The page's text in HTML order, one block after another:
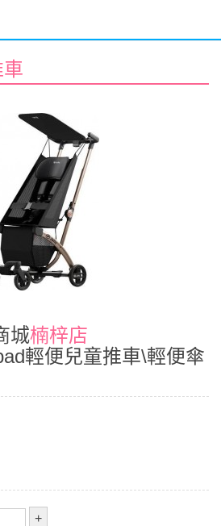
城楠梓店
輕便兒童推車\輕便傘